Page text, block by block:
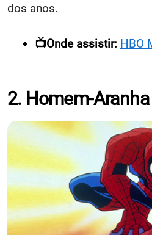
dos anos.
📺Onde assistir: HBO
2. Homem-